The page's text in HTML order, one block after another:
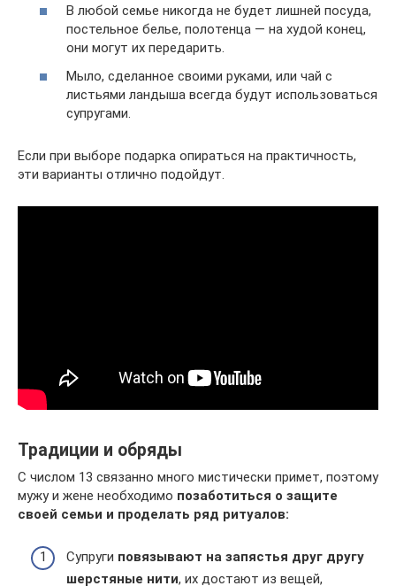
В любой семье никогда не будет лишней посуда,
постельное белье, полотенца — на худой конец,
они могут их передарить.
Мыло, сделанное своими руками, или чай с
листьями ландыша всегда будут использоваться
супругами.
Если при выборе подарка опираться на практичность,
эти варианты отлично подойдут.
Традиции и обряды
С числом 13 связанно много мистически примет, поэтому
мужу и жене необходимо позаботиться о защите
своей семьи и проделать ряд ритуалов:
Супруги повязывают на запястья друг другу
шерстяные нити, их достают из вещей,